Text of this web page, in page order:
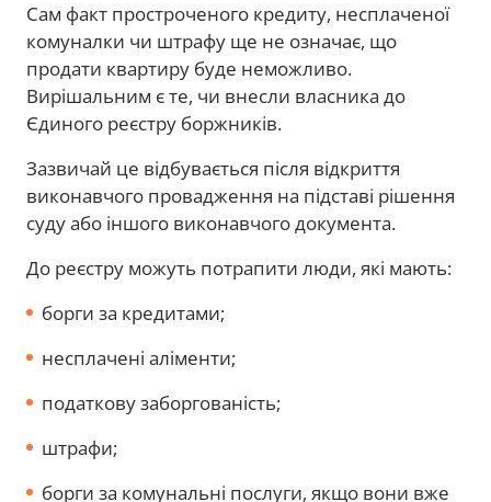
Сам факт простроченого кредиту, несплаченої
комуналки чи штрафу ще не означає, що
продати квартиру буде неможливо.
Вирішальним є те, чи внесли власника до
Єдиного реєстру боржників.
Зазвичай це відбувається після відкриття
виконавчого провадження на підставі рішення
суду або іншого виконавчого документа.
До реєстру можуть потрапити люди, які мають:
борги за кредитами;
несплачені аліменти;
податкову заборгованість;
штрафи;
борги за комунальні послуги, якщо вони вже